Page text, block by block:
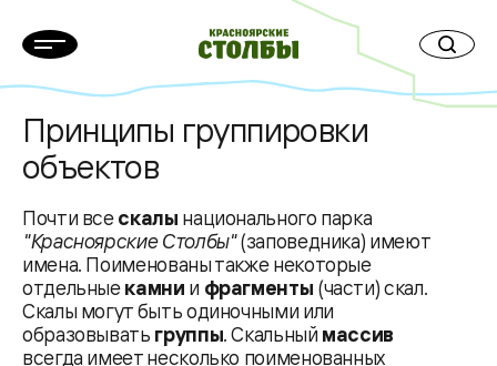
Принципы группировки
объектов
Почти всескалы национального парка
"Красноярские Столбы"(заповедника) имеют
имена. Поименованы также некоторые
отдельныекамни и фрагменты (части) скал.
Скалы могут быть одиночными или
образовывать группы. Скальный массив
всегда имеет несколько поименованных